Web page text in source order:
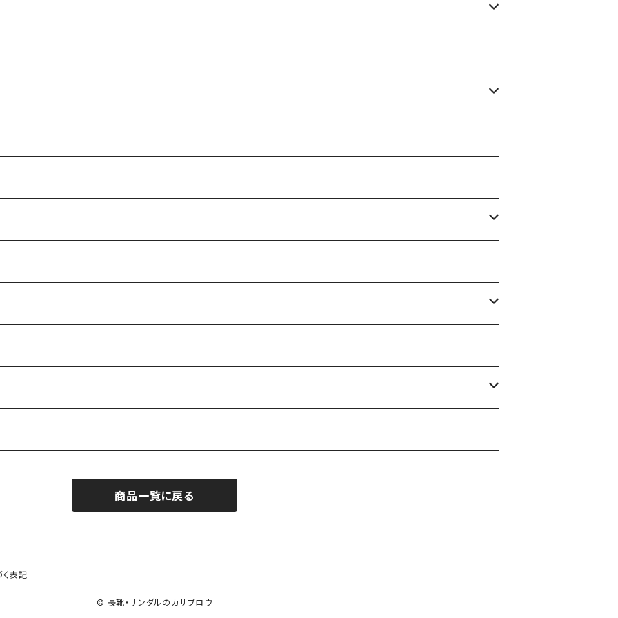
商品一覧に戻る
表記
© 長靴・サンダルのカサブロウ